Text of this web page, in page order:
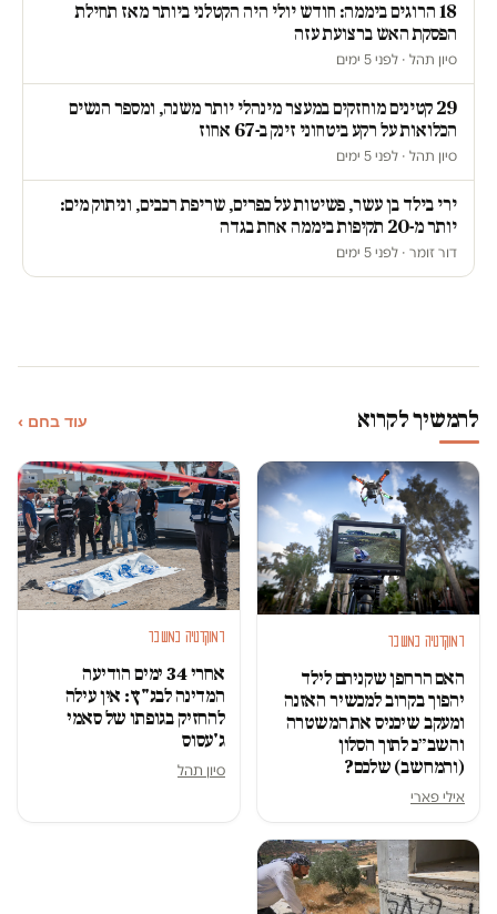
18 הרוגים ביממה: חודש יולי היה הקטלני ביותר מאז תחילת
הפסקת האש ברצועת עזה
סיון תהל · לפני 5 ימים
29 קטינים מוחזקים במעצר מינהלי יותר משנה, ומספר הנשים
הכלואות על רקע ביטחוני זינק ב-67 אחוז
סיון תהל · לפני 5 ימים
ירי בילד בן עשר, פשיטות על כפרים, שריפת רכבים, וניתוק מים:
יותר מ-20 תקיפות ביממה אחת בגדה
דור זומר · לפני 5 ימים
להמשיך לקרוא עוד בחם ›
דמוקרטיה במשבר
האם הרחפן שקניתם לילד
יהפוך בקרוב למכשיר האזנה
ומעקב שיכניס את המשטרה
והשב״כ לתוך הסלון
(והמחשב) שלכם?
אילי פארי
דמוקרטיה במשבר
אחרי 34 ימים הודיעה
המדינה לבג"ץ: אין עילה
להחזיק בגופתו של סאמי
ג'עסוס
סיון תהל